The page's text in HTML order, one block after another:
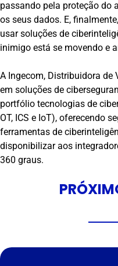
passando pela proteção do
os seus dados. E,
usar soluções de
inimigo está se movendo e
A Ingecom, Distribuidora de
em soluções de
portfólio tecnologias de
OT, ICS e IoT), oferecendo
ferramentas de
disponibilizar aos
360 graus.